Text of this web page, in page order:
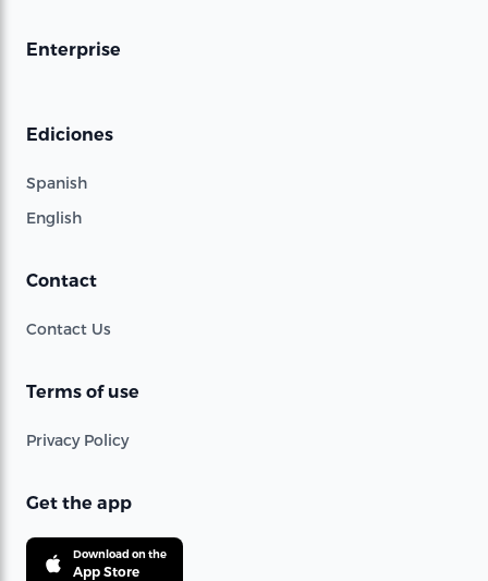
Enterprise
Ediciones
Spanish
English
Contact
Contact Us
Terms of use
Privacy Policy
Get the app
Download on the
App Store